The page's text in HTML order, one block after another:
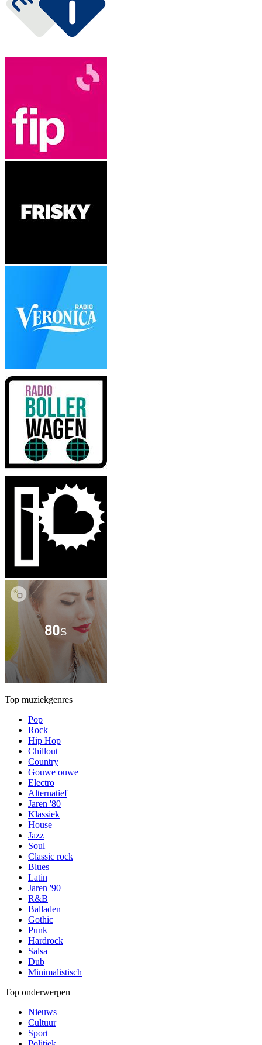
Top muziekgenres
Pop
Rock
Hip Hop
Chillout
Country
Gouwe ouwe
Electro
Alternatief
Jaren '80
Klassiek
House
Jazz
Soul
Classic rock
Blues
Latin
Jaren '90
R&B
Balladen
Gothic
Punk
Hardrock
Salsa
Dub
Minimalistisch
Top onderwerpen
Nieuws
Cultuur
Sport